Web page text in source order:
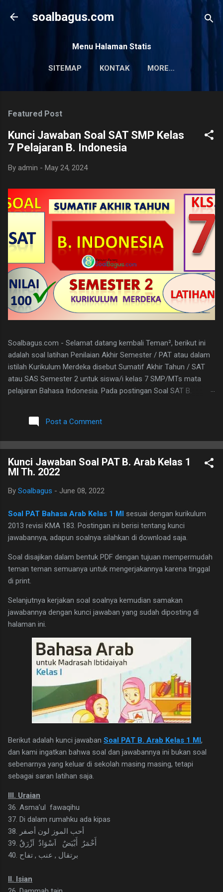
Skip to main content
soalbagus.com
Menu Halaman Statis
SITEMAP KONTAK MORE…
PRIVACY POLICY
Featured Post
Kunci Jawaban Soal SAT SMP Kelas
7 Pelajaran B. Indonesia
By admin - May 24, 2024
Soalbagus.com - Selamat datang kembali Teman², berikut ini
adalah soal latihan Penilaian Akhir Semester / PAT atau dalam
istilah Kurikulum Merdeka disebut Sumatif Akhir Tahun / SAT
atau SAS Semester 2 untuk siswa/i kelas 7 SMP/MTs mata
pelajaran Bahasa Indonesia. Pada postingan Soal SAT B.
Semoga soalnya bisa sama atau paling tidak menyerupai atau
sebagai patokan dalam mengerjakan soal-soal mengingat
B. Ind Kelas 7 ini terdiri dari 25 butir soal, 20 pilihan ganda dan 5
essay. Berikut adalah kunci jawaban yg dimaksud, adapun
naskah soalnya silahkan di download saja pada tautan dibawah
ini. I. PILIHAN GANDA 1. D 2. A 3. C 4. B 5. B 6. B 7. C 8. A 9. D
II.URAIAN 1. Judul Berita, Teras Berita, dan Isi Berita 2. Judul
buku, nama pembuat buku dan logo penerbit 3. a.
mengungkapkan perasaan, b. menyampaikan i...
Post a Comment
Kunci Jawaban Soal PAT B. Arab Kelas 1
MI Th. 2022
By Soalbagus - June 08, 2022
Soal PAT Bahasa Arab Kelas 1 MI
sesuai dengan kurikulum
2013 revisi KMA 183. Postingan ini berisi tentang kunci
jawabannya, adapun soalnya silahkan di download saja.
Soal disajikan dalam bentuk PDF dengan tujuan mempermudah
teman teman semuanya untuk mengerjakannya karena tinggal
di print.
Selanjutnya kerjakan soal soalnya kemudian samakan
jawabannya dengan kunci jawaban yang sudah diposting di
halaman ini.
Berikut adalah kunci jawaban Soal PAT B. Arab Kelas 1 MI ,
dan kami ingatkan bahwa soal dan jawabannya ini bukan soal
sebenarnya yang keluar di sekolah masing masing, tetapi
sebagai saran latihan saja.
III. Uraian
36. Asma’ul fawaqihu
37. Di dalam rumahku ada kipas
38. أحب الموز لون أصفر
40. برتقال , عنب , تفاح
II. Isian